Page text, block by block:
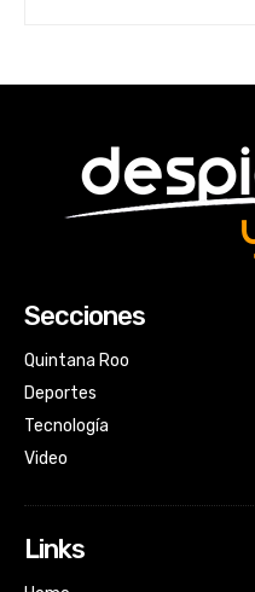
Secciones
Quintana Roo
Deportes
Tecnología
Video
Links